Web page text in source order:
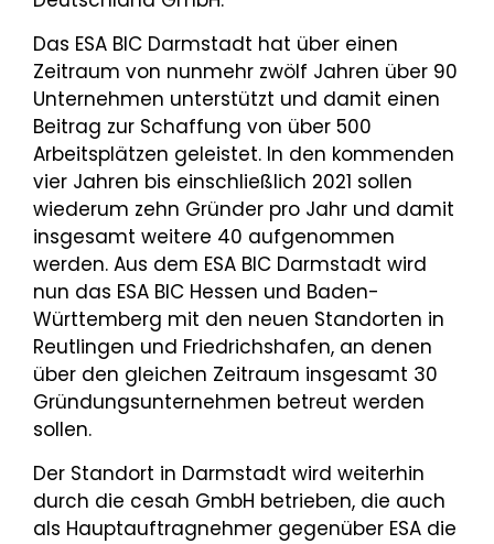
Das ESA BIC Darmstadt hat über einen
Zeitraum von nunmehr zwölf Jahren über 90
Unternehmen unterstützt und damit einen
Beitrag zur Schaffung von über 500
Arbeitsplätzen geleistet. In den kommenden
vier Jahren bis einschließlich 2021 sollen
wiederum zehn Gründer pro Jahr und damit
insgesamt weitere 40 aufgenommen
werden. Aus dem ESA BIC Darmstadt wird
nun das ESA BIC Hessen und Baden-
Württemberg mit den neuen Standorten in
Reutlingen und Friedrichshafen, an denen
über den gleichen Zeitraum insgesamt 30
Gründungsunternehmen betreut werden
sollen.
Der Standort in Darmstadt wird weiterhin
durch die cesah GmbH betrieben, die auch
als Hauptauftragnehmer gegenüber ESA die